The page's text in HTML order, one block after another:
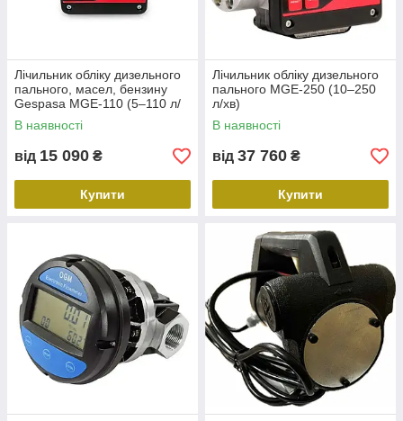
Лічильник обліку дизельного
пального, масел, бензину
Gespasa MGЕ-110 (5–110 л/
хв)
В наявності
від 15 090 ₴
Купити
Лічильник обліку дизельного
пального MGЕ-250 (10–250
л/хв)
В наявності
від 37 760 ₴
Купити